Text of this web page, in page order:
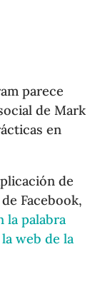
parece
de Mark
en
de
Facebook,
la palabra
web de la